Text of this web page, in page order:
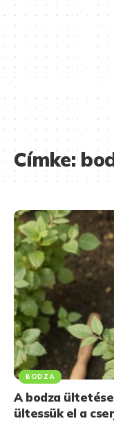
Címke:
BODZA
A bodza
ültessük el a